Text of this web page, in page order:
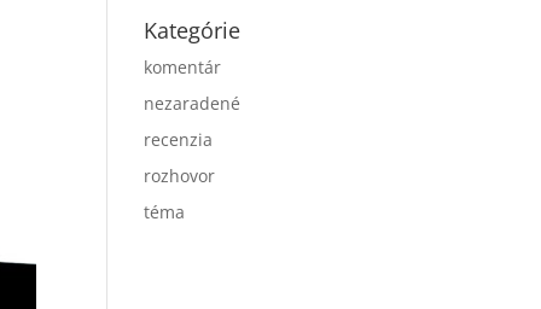
Kategórie
komentár
nezaradené
recenzia
rozhovor
téma